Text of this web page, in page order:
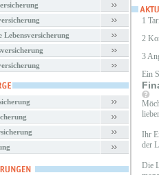
Lebensversicherung
1
2
3
Ein
Ihr
der
Die